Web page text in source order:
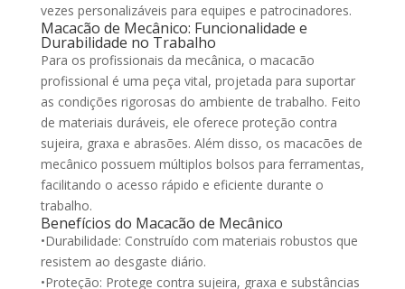
vezes personalizáveis para equipes e patrocinadores.
Macacão de Mecânico: Funcionalidade e
Durabilidade no Trabalho
Para os profissionais da mecânica, o macacão
profissional é uma peça vital, projetada para suportar
as condições rigorosas do ambiente de trabalho. Feito
de materiais duráveis, ele oferece proteção contra
sujeira, graxa e abrasões. Além disso, os macacões de
mecânico possuem múltiplos bolsos para ferramentas,
facilitando o acesso rápido e eficiente durante o
trabalho.
Benefícios do Macacão de Mecânico
•Durabilidade: Construído com materiais robustos que
resistem ao desgaste diário.
•Proteção: Protege contra sujeira, graxa e substâncias